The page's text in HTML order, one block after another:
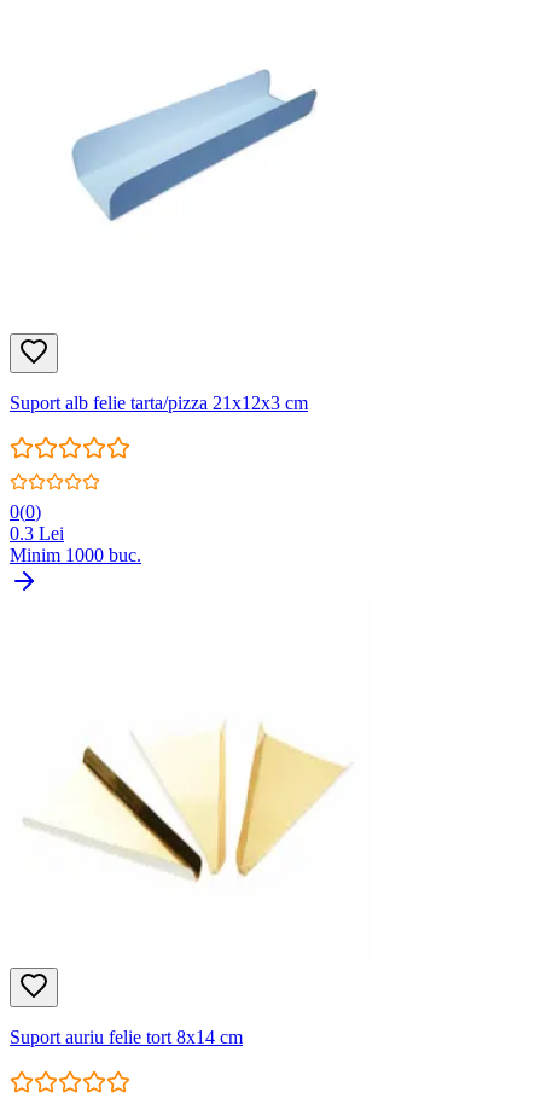
Suport alb felie tarta/pizza 21x12x3 cm
0(0)
0.3 Lei
Minim 1000 buc.
Suport auriu felie tort 8x14 cm